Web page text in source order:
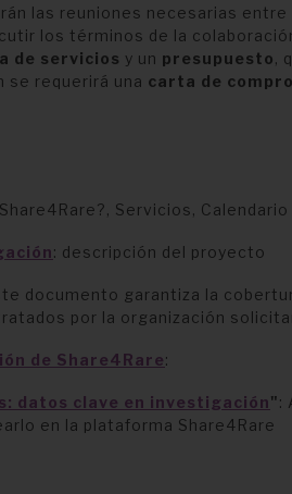
las reuniones necesarias entre
los términos de la
de servicios y un presupuesto,
se requerirá una carta de
Servicios,
: descripción del proyecto
documento garantiza la
por la organización
de Share4Rare:
datos clave en investigación":
en la plataforma Share4Rare